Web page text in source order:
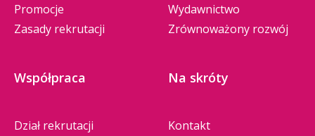
Promocje
Zasady rekrutacji
Wydawnictwo
Zrównoważony rozwój
Współpraca
Dział rekrutacji
Na skróty
Kontakt